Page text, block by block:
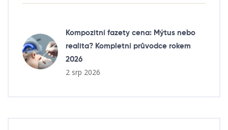
Kompozitní fazety cena: Mýtus nebo
realita? Kompletní průvodce rokem
2026
2 srp 2026